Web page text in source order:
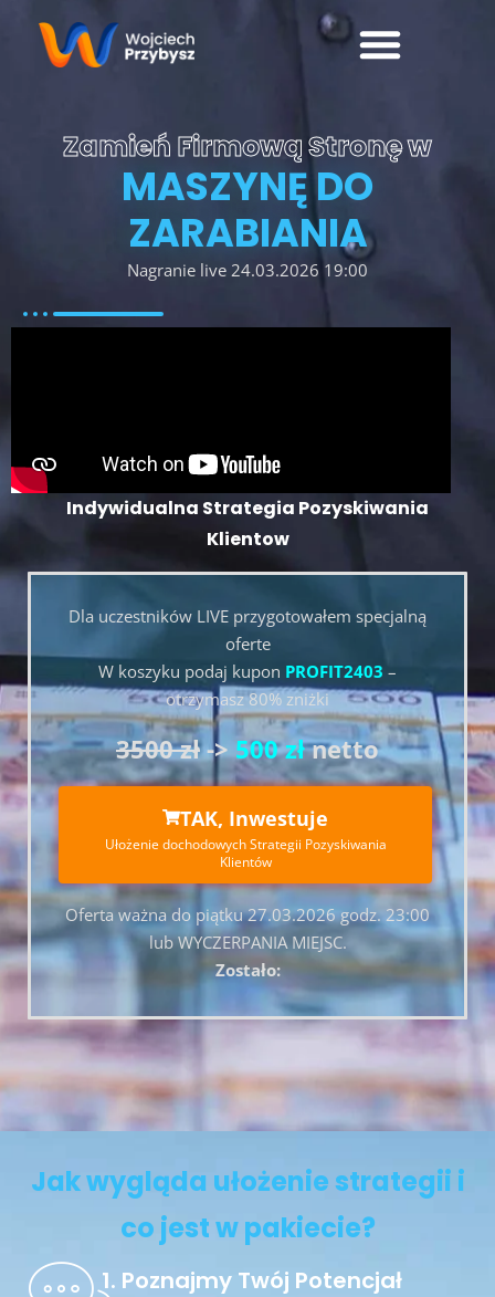
Zamień Firmową Stronę w
MASZYNĘ DO
ZARABIANIA
Nagranie live 24.03.2026 19:00
Indywidualna Strategia Pozyskiwania
Klientow
Dla uczestników LIVE przygotowałem specjalną
oferte
W koszyku podaj kupon PROFIT2403 –
otrzymasz 80% zniżki
3500 zł->500 złnetto
TAK, Inwestuje
Ułożenie dochodowych Strategii Pozyskiwania
Klientów
Oferta ważna do piątku 27.03.2026 godz. 23:00
lub WYCZERPANIA MIEJSC.
Zostało:
Jak wygląda ułożenie strategii i
co jest w pakiecie?
1. Poznajmy Twój Potencjał